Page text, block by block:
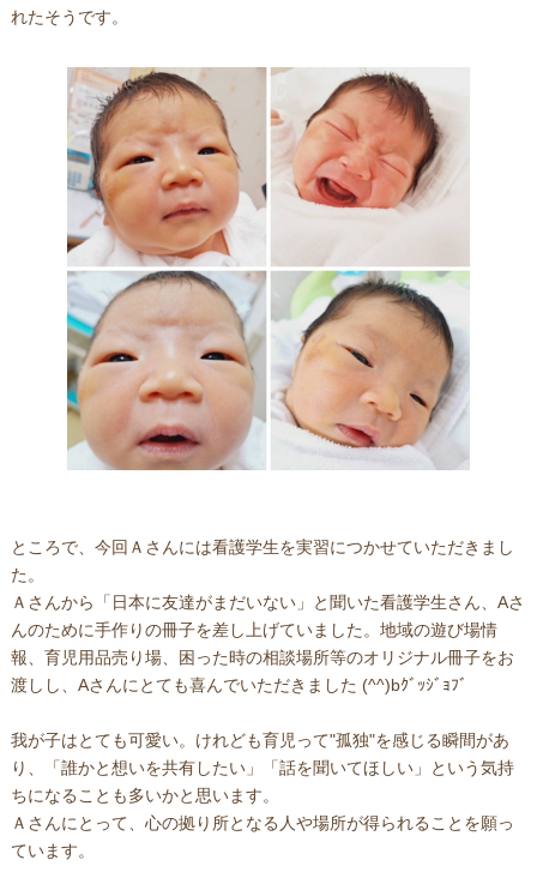
れたそうです。
ところで、今回Ａさんには看護学生を実習につかせていただきまし
た。
Ａさんから「日本に友達がまだいない」と聞いた看護学生さん、Aさ
んのために手作りの冊子を差し上げていました。地域の遊び場情
報、育児用品売り場、困った時の相談場所等のオリジナル冊子をお
渡しし、Aさんにとても喜んでいただきました (^^)bｸﾞｯｼﾞｮﾌﾞ
我が子はとても可愛い。けれども育児って"孤独"を感じる瞬間があ
り、「誰かと想いを共有したい」「話を聞いてほしい」という気持
ちになることも多いかと思います。
Ａさんにとって、心の拠り所となる人や場所が得られることを願っ
ています。